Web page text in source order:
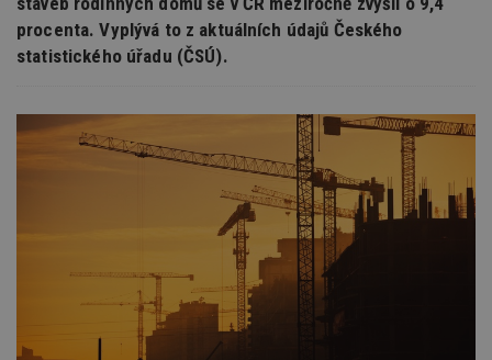
procenta. Vyplývá to z aktuálních údajů Českého
statistického úřadu (ČSÚ).